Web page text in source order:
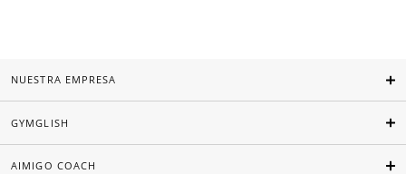
NUESTRA EMPRESA
GYMGLISH
AIMIGO COACH